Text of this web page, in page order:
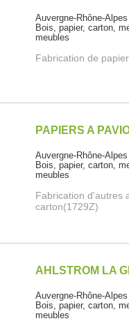
Auvergne-Rhône-
Bois, papier, carton,
meubles
Fabrication de
PAPIERS A
Auvergne-Rhône-
Bois, papier, carton,
meubles
Fabrication d'autres
carton(1729Z)
AHLSTROM LA
Auvergne-Rhône-
Bois, papier, carton,
meubles